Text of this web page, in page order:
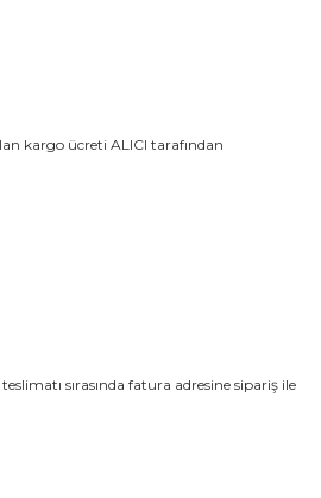
kargo ücreti ALICI tarafından
sırasında fatura adresine sipariş ile